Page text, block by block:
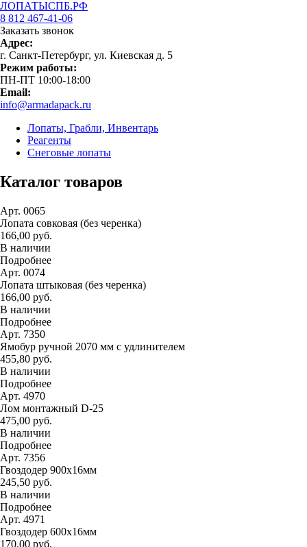
ЛОПАТЫСПБ.РФ
8 812 467-41-06
Заказать звонок
Адрес:
г. Санкт-Петербург, ул. Киевская д. 5
Режим работы:
ПН-ПТ 10:00-18:00
Email:
info@armadapack.ru
Лопаты, Грабли, Инвентарь
Реагенты
Снеговые лопаты
Каталог товаров
Арт. 0065
Лопата совковая (без черенка)
166,00 руб.
В наличии
Подробнее
Арт. 0074
Лопата штыковая (без черенка)
166,00 руб.
В наличии
Подробнее
Арт. 7350
Ямобур ручной 2070 мм с удлинителем
455,80 руб.
В наличии
Подробнее
Арт. 4970
Лом монтажный D-25
475,00 руб.
В наличии
Подробнее
Арт. 7356
Гвоздодер 900х16мм
245,50 руб.
В наличии
Подробнее
Арт. 4971
Гвоздодер 600х16мм
170,00 руб.